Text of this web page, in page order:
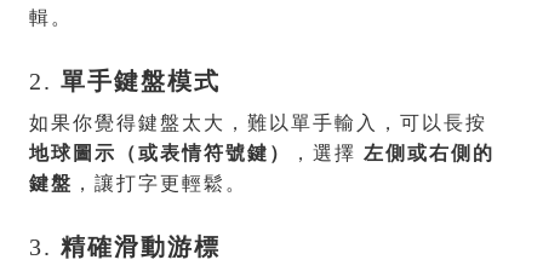
輯。
2. 單手鍵盤模式
如果你覺得鍵盤太大，難以單手輸入，可以長按
地球圖示（或表情符號鍵）
，選擇 左側或右側的
鍵盤 ，讓打字更輕鬆。
3. 精確滑動游標